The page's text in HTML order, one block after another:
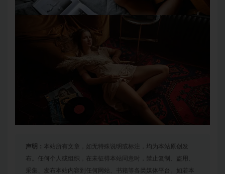
声明： 本站所有文章，如无特殊说明或标注，均为本站原创发
布。任何个人或组织，在未征得本站同意时，禁止复制、盗用、
采集、发布本站内容到任何网站、书籍等各类媒体平台。如若本